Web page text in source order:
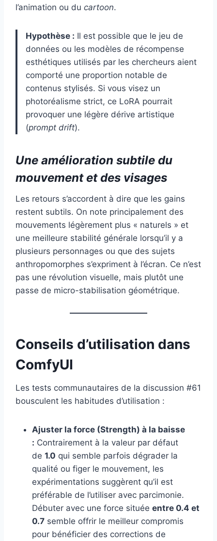
l’animation ou du cartoon.
Hypothèse : Il est possible que le jeu de
données ou les modèles de récompense
esthétiques utilisés par les chercheurs aient
comporté une proportion notable de
contenus stylisés. Si vous visez un
photoréalisme strict, ce LoRA pourrait
provoquer une légère dérive artistique
(prompt drift).
Une amélioration subtile du
mouvement et des visages
Les retours s’accordent à dire que les gains
restent subtils. On note principalement des
mouvements légèrement plus « naturels » et
une meilleure stabilité générale lorsqu’il y a
plusieurs personnages ou que des sujets
anthropomorphes s’expriment à l’écran. Ce n’est
pas une révolution visuelle, mais plutôt une
passe de micro-stabilisation géométrique.
Conseils d’utilisation dans
ComfyUI
Les tests communautaires de la discussion #61
bousculent les habitudes d’utilisation :
Ajuster la force (Strength) à la baisse
: Contrairement à la valeur par défaut
de 1.0 qui semble parfois dégrader la
qualité ou figer le mouvement, les
expérimentations suggèrent qu’il est
préférable de l’utiliser avec parcimonie.
Débuter avec une force située entre 0.4 et
0.7 semble offrir le meilleur compromis
pour bénéficier des corrections de